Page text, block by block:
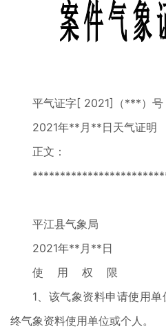
平气证字[ 2021]（***）号
2021年**月**日天气证明
正文：
平江县气象局
2021年**月**日
使 用 权 限
1、该气象资料申请使用
终气象资料使用单位或个人。